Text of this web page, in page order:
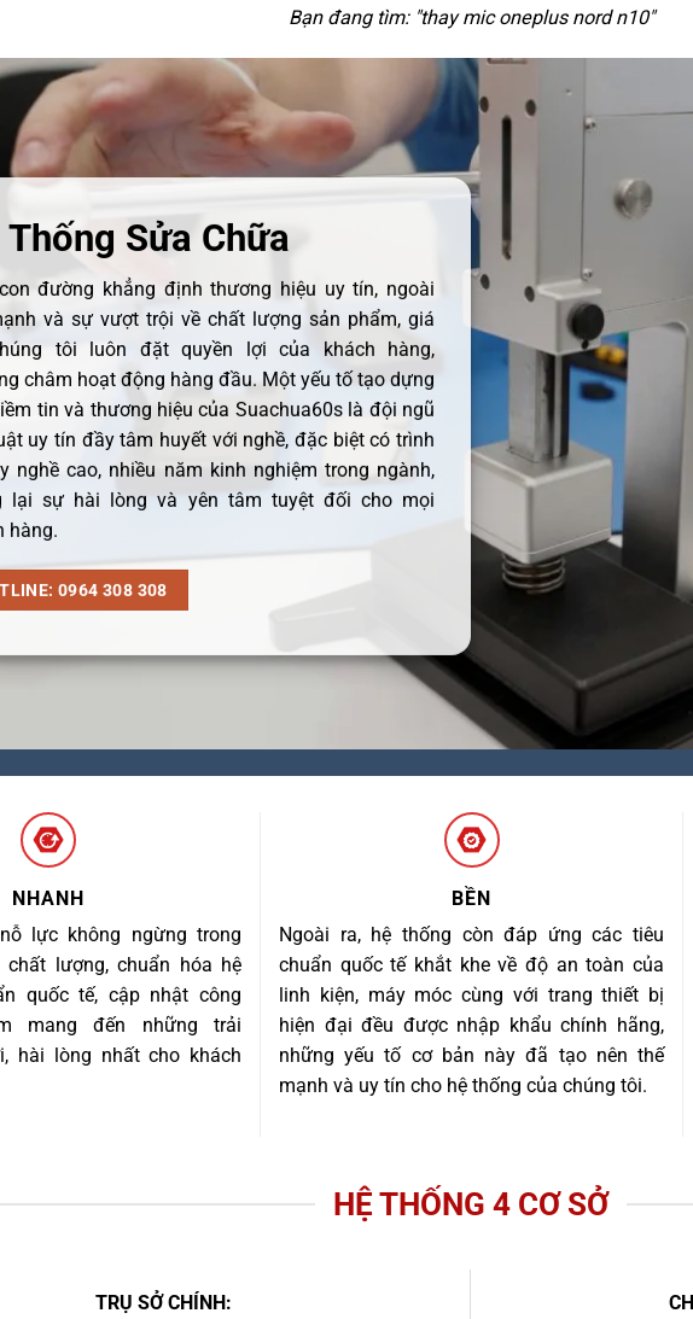
Bạn đang tìm: "thay mic oneplus nord n10"
Thống Sửa Chữa
đường khẳng định thương hiệu uy tín, ngoài
và sự vượt trội về chất lượng sản phẩm, giá
tôi luôn đặt quyền lợi của khách hàng,
châm hoạt động hàng đầu. Một yếu tố tạo dựng
tin và thương hiệu của Suachua60s là đội ngũ
uy tín đầy tâm huyết với nghề, đặc biệt có trình
nghề cao, nhiều năm kinh nghiệm trong ngành,
lại sự hài lòng và yên tâm tuyệt đối cho mọi
hàng.
0964 308 308
NHANH
lực không ngừng trong
lượng, chuẩn hóa hệ
quốc tế, cập nhật công
mang đến những trải
hài lòng nhất cho khách
BỀN
Ngoài ra, hệ thống còn đáp ứng các tiêu
chuẩn quốc tế khắt khe về độ an toàn của
linh kiện, máy móc cùng với trang thiết bị
hiện đại đều được nhập khẩu chính hãng,
những yếu tố cơ bản này đã tạo nên thế
mạnh và uy tín cho hệ thống của chúng tôi.
HỆ THỐNG 4 CƠ SỞ
TRỤ SỞ CHÍNH: